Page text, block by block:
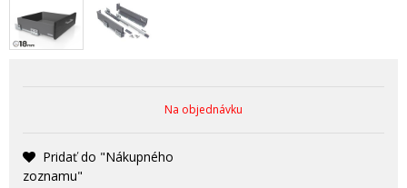
Na objednávku
Pridať do "Nákupného
zoznamu"